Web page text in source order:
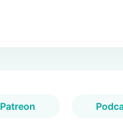
Patreon